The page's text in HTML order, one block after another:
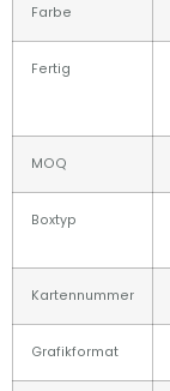
Farbe
Fertig
MOQ
Boxtyp
Kartennummer
Grafikformat